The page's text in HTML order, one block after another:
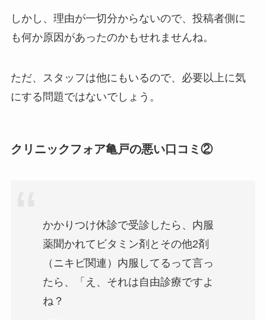
しかし、理由が一切分からないので、投稿者側に
も何か原因があったのかもせれませんね。
ただ、スタッフは他にもいるので、必要以上に気
にする問題ではないでしょう。
クリニックフォア亀戸の悪い口コミ②
かかりつけ休診で受診したら、内服
薬聞かれてビタミン剤とその他2剤
（ニキビ関連）内服してるって言っ
たら、「え、それは自由診療ですよ
ね？